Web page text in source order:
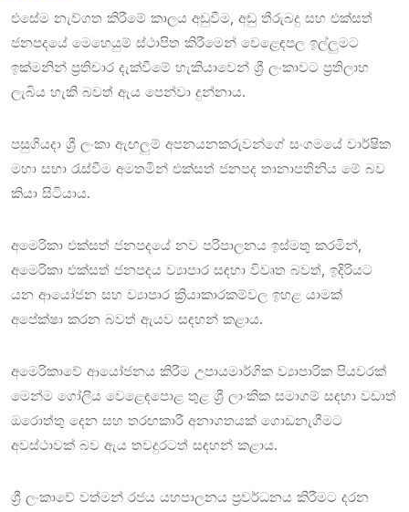
එසේම නැව්ගත කිරීමේ කාලය අඩුවීම, අඩු තීරුබදු සහ එක්සත්
ජනපදයේ මෙහෙයුම් ස්ථාපිත කිරීමෙන් වෙළෙඳපල ඉල්ලුමට
ඉක්මනින් ප්‍රතිචාර දැක්වීමේ හැකියාවෙන් ශ්‍රී ලංකාවට ප්‍රතිලාභ
ලැබිය හැකි බවත් ඇය පෙන්වා දුන්නාය.
පසුගියදා ශ්‍රී ලංකා ඇඟලුම් අපනයනකරුවන්ගේ සංගමයේ වාර්ෂික
මහා සභා රැස්වීම අමතමින් එක්සත් ජනපද තානාපතිනිය මේ බව
කියා සිටියාය.
අමෙරිකා එක්සත් ජනපදයේ නව පරිපාලනය ඉස්මතු කරමින්,
අමෙරිකා එක්සත් ජනපදය ව්‍යාපාර සඳහා විවෘත බවත්, ඉදිරියට
යන ආයෝජන සහ ව්‍යාපාර ක්‍රියාකාරකම්වල ඉහළ යාමක්
අපේක්ෂා කරන බවත් ඇයව සඳහන් කළාය.
අමෙරිකාවේ ආයෝජනය කිරීම උපායමාර්ගික ව්‍යාපාරික පියවරක්
මෙන්ම ගෝලීය වෙළෙඳපොළ තුළ ශ්‍රී ලාංකික සමාගම් සඳහා වඩාත්
ඔරොත්තු දෙන සහ තරඟකාරී අනාගතයක් ගොඩනැගීමට
අවස්ථාවක් බව ඇය තවදුරටත් සඳහන් කළාය.
ශ්‍රී ලංකාවේ වත්මන් රජය යහපාලනය ප්‍රවර්ධනය කිරීමට දරන